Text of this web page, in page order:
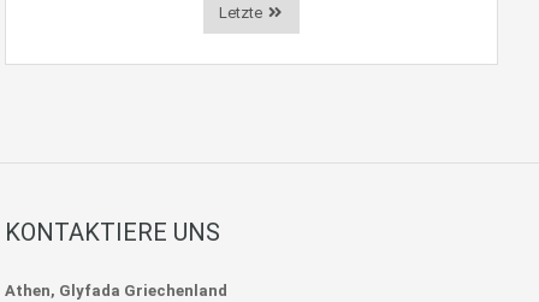
Letzte
KONTAKTIERE UNS
Athen, Glyfada Griechenland